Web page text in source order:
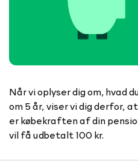
Når vi oplyser dig om, hvad
om 5 år, viser vi dig derfor,
er købekraften af din
vil få udbetalt 100 kr.